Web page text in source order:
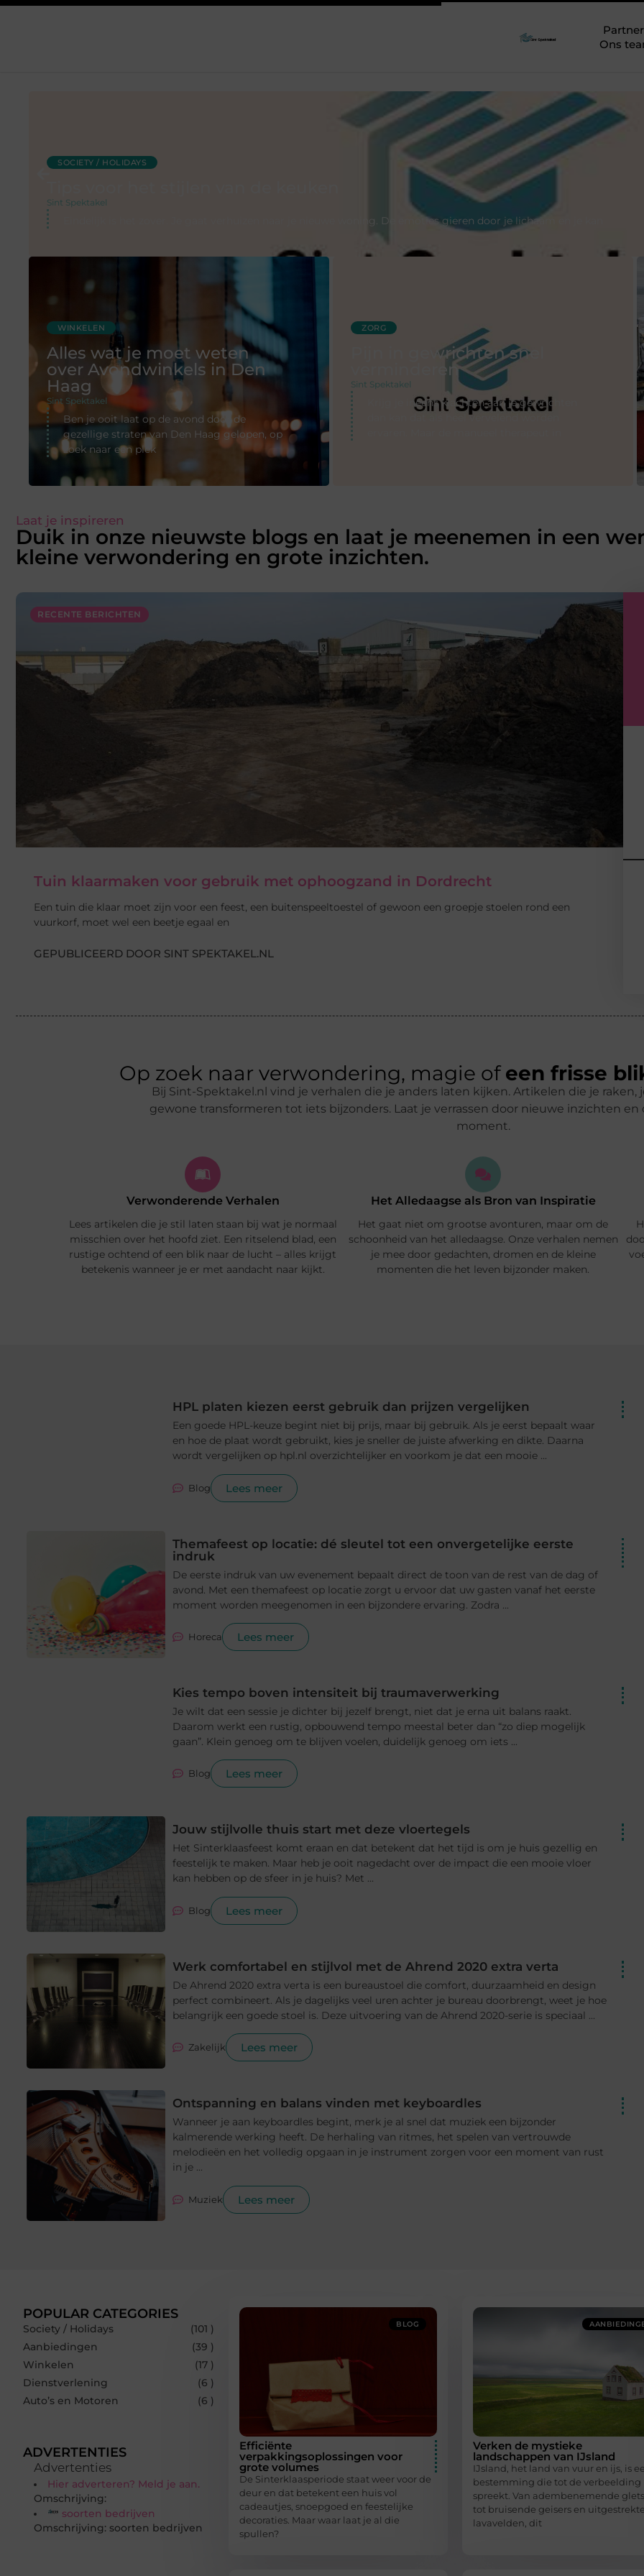
Ons
SOCIETY / HOLIDAYS
Sint Spektakel
Eindelijk is het zover. Je gaat verhuizen naar je nieuwe woning. De emoties gieren door je lichaam en je kan
WINKELEN
Alles wat je moet weten
over Avondwinkels in Den
Haag
Sint Spektakel
Ben je ooit laat op de avond door de
gezellige straten van Den Haag gelopen, op
zoek naar een plek
ZORG
Pijn in gewrichten snel
verminderen
Sint Spektakel
Krijg je ineens klachten aan je gewrichten
dan kan dat als heel vervelend worden
Laat je inspireren
Duik in onze nieuwste blogs en laat je meenemen in een
kleine verwondering en grote inzichten.
RECENTE BERICHTEN
Tuin klaarmaken voor gebruik met ophoogzand in Dordrecht
Een tuin die klaar moet zijn voor een feest, een buitenspeeltoestel of gewoon een groepje stoelen rond een
vuurkorf, moet wel een beetje egaal en
GEPUBLICEERD DOOR SINT SPEKTAKEL.NL
Op zoek naar verwondering, magie of een frisse
Bij Sint-Spektakel.nl vind je verhalen die je anders laten kijken. Artikelen die je
gewone transformeren tot iets bijzonders. Laat je verrassen door nieuwe inzichten
moment.
Verwonderende Verhalen
Lees artikelen die je stil laten staan bij wat je normaal
misschien over het hoofd ziet. Een ritselend blad, een
rustige ochtend of een blik naar de lucht – alles krijgt
betekenis wanneer je er met aandacht naar kijkt.
Het Alledaagse als Bron van Inspiratie
Het gaat niet om grootse avonturen, maar om de
schoonheid van het alledaagse. Onze verhalen nemen
je mee door gedachten, dromen en de kleine
momenten die het leven bijzonder maken.
HPL platen kiezen eerst gebruik dan prijzen vergelijken
Een goede HPL-keuze begint niet bij prijs, maar bij gebruik. Als je eerst bepaalt waar
en hoe de plaat wordt gebruikt, kies je sneller de juiste afwerking en dikte. Daarna
wordt vergelijken op hpl.nl overzichtelijker en voorkom je dat een mooie ...
Blog Lees meer
Themafeest op locatie: dé sleutel tot een onvergetelijke eerste
indruk
De eerste indruk van uw evenement bepaalt direct de toon van de rest van de dag of
avond. Met een themafeest op locatie zorgt u ervoor dat uw gasten vanaf het eerste
moment worden meegenomen in een bijzondere ervaring. Zodra ...
Horeca Lees meer
Kies tempo boven intensiteit bij traumaverwerking
Je wilt dat een sessie je dichter bij jezelf brengt, niet dat je erna uit balans raakt.
Daarom werkt een rustig, opbouwend tempo meestal beter dan “zo diep mogelijk
gaan”. Klein genoeg om te blijven voelen, duidelijk genoeg om iets ...
Blog Lees meer
Jouw stijlvolle thuis start met deze vloertegels
Het Sinterklaasfeest komt eraan en dat betekent dat het tijd is om je huis gezellig en
feestelijk te maken. Maar heb je ooit nagedacht over de impact die een mooie vloer
kan hebben op de sfeer in je huis? Met ...
Blog Lees meer
Werk comfortabel en stijlvol met de Ahrend 2020 extra verta
De Ahrend 2020 extra verta is een bureaustoel die comfort, duurzaamheid en design
perfect combineert. Als je dagelijks veel uren achter je bureau doorbrengt, weet je hoe
belangrijk een goede stoel is. Deze uitvoering van de Ahrend 2020-serie is speciaal ...
Zakelijk Lees meer
Ontspanning en balans vinden met keyboardles
Wanneer je aan keyboardles begint, merk je al snel dat muziek een bijzonder
kalmerende werking heeft. De herhaling van ritmes, het spelen van vertrouwde
melodieën en het volledig opgaan in je instrument zorgen voor een moment van rust
in je ...
Muziek Lees meer
POPULAR CATEGORIES
Society / Holidays
(101 )
Aanbiedingen
(39 )
Winkelen
(17 )
Dienstverlening
(6 )
Auto’s en Motoren
(6 )
ADVERTENTIES
Advertenties
Hier adverteren? Meld je aan.
Omschrijving:
soorten bedrijven
Omschrijving: soorten bedrijven
BLOG
Efficiënte
verpakkingsoplossingen voor
grote volumes
De Sinterklaasperiode staat weer voor de
deur en dat betekent een huis vol
cadeautjes, snoepgoed en feestelijke
decoraties. Maar waar laat je al die
spullen?
Verken de mystieke
landschappen van IJsland
IJsland, het land van vuur en ijs, is
bestemming die tot de verbeelding
spreekt. Van adembenemende
tot bruisende geisers en uitgestrekte
lavavelden, dit